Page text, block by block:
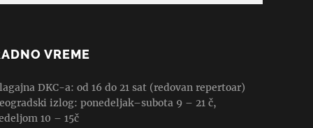
VREME
DKC-a: od 16 do 21 sat (redovan repertoar)
izlog: ponedeljak–subota 9 – 21 č,
10 – 15č